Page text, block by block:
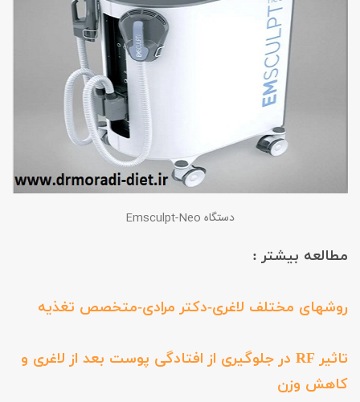
دستگاه Emsculpt-Neo
مطالعه بیشتر :
روشهای مختلف لاغری-دکتر مرادی-متخصص تغذیه
تاثیر RF در جلوگیری از افتادگی پوست بعد از لاغری و
کاهش وزن